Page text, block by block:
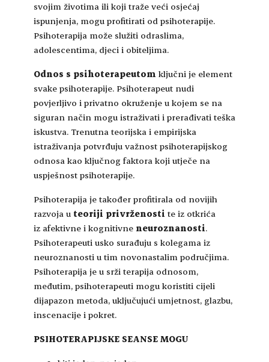
svojim životima ili koji traže veći osjećaj
ispunjenja, mogu profitirati od psihoterapije.
Psihoterapija može služiti odraslima,
adolescentima, djeci i obiteljima.
Odnos s psihoterapeutom ključni je element
svake psihoterapije. Psihoterapeut nudi
povjerljivo i privatno okruženje u kojem se na
siguran način mogu istraživati i prerađivati teška
iskustva. Trenutna teorijska i empirijska
istraživanja potvrđuju važnost psihoterapijskog
odnosa kao ključnog faktora koji utječe na
uspješnost psihoterapije.
Psihoterapija je također profitirala od novijih
razvoja u teoriji privrženosti te iz otkrića
iz afektivne i kognitivne neuroznanosti.
Psihoterapeuti usko surađuju s kolegama iz
neuroznanosti u tim novonastalim područjima.
Psihoterapija je u srži terapija odnosom,
međutim, psihoterapeuti mogu koristiti cijeli
dijapazon metoda, uključujući umjetnost, glazbu,
inscenacije i pokret.
PSIHOTERAPIJSKE SEANSE MOGU